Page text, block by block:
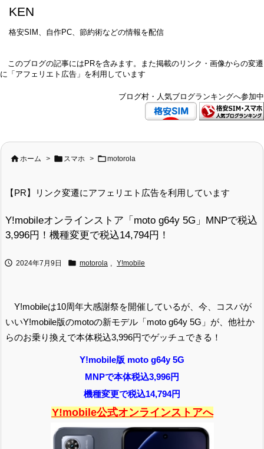
KEN
格安SIM、自作PC、節約術などの情報を配信
このブログの記事にはPRを含みます。また掲載のリンク・画像からの変遷
に「アフェリエト広告」を利用しています
ブログ村・人気ブログランキングへ参加中
 ホーム >  スマホ > motorola
【PR】リンク変遷にアフェリエト広告を利用しています
Y!mobileオンラインストア「moto g64y 5G」MNPで税込
3,996円！機種変更で税込14,794円！
 2024年7月9日  motorola Y!mobile
Y!mobileは10周年大感謝祭を開催しているが、今、コスパが
いいY!mobile版のmotoの新モデル「moto g64y 5G」が、他社か
らのお乗り換えで本体税込3,996円でゲッチュできる！
Y!mobile版 moto g64y 5G
MNPで本体税込3,996円
機種変更で税込14,794円
Y!mobile公式オンラインストアへ